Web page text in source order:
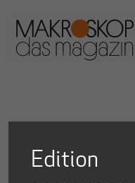
Edition